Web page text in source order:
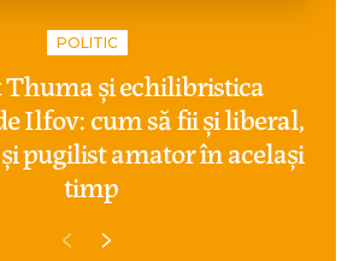
POLITIC
și echilibristica
Ilfov: cum să fii și liberal,
pugilist amator în același
timp